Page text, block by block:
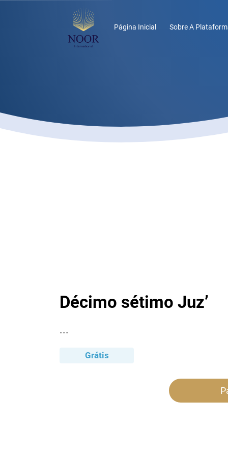
Página Inicial Sobre A
Décimo sétimo Juz’
...
Grátis